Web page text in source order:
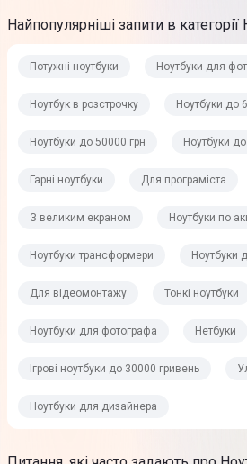
Найпопулярніші запити в
Потужні ноутбуки Ноутбуки для
Ноутбук в розстрочку Ноутбуки до
Ноутбуки до 50000 грн Ноутбуки
Гарні ноутбуки Для програміста
З великим екраном Ноутбуки по
Ноутбуки трансформери Ноутбуки
Для відеомонтажу Тонкі ноутбуки
Ноутбуки для фотографа Нетбуки
Ігрові ноутбуки до 30000 гривень
Ноутбуки для дизайнера